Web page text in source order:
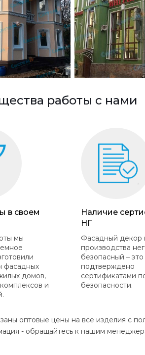
работы с нами
в своем
мы
фасадных
домов,
и
Наличие
НГ
Фасадный декор
производства
безопасный – это
подтверждено
сертификатами
безопасности.
оптовые цены на все изделия с
- обращайтесь к нашим